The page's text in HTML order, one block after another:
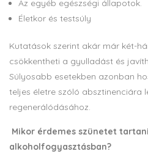
Az egyéb egészségi állapotok.
Életkor és testsúly
Kutatások szerint akár már két-
csökkentheti a gyulladást és
Súlyosabb esetekben azonban
teljes életre szóló absztinenciára
regenerálódásához.
Mikor érdemes szünetet
alkoholfogyasztásban?